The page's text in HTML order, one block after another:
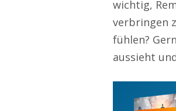
wichtig,
verbringen
fühlen?
aussieht